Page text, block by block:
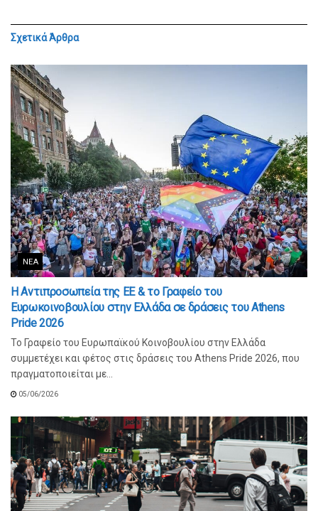
ΣχετικάΆρθρα
ΝΈΑ
Η Αντιπροσωπεία της ΕΕ & το Γραφείο του
Ευρωκοινοβουλίου στην Ελλάδα σε δράσεις του Athens
Pride 2026
Το Γραφείο του Ευρωπαϊκού Κοινοβουλίου στην Ελλάδα
συμμετέχει και φέτος στις δράσεις του Athens Pride 2026, που
πραγματοποιείται με...
05/06/2026